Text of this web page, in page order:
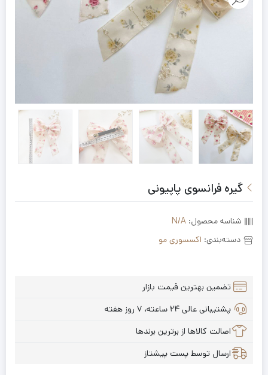
گیره فرانسوی پاپیونی
شناسه محصول: N/A
دسته‌بندی: اکسسوری مو
تضمین بهترین قیمت بازار
پشتیبانی عالی ۲۴ ساعته، ۷ روز هفته
اصالت کالاها از برترین برندها
ارسال توسط پست پیشتاز